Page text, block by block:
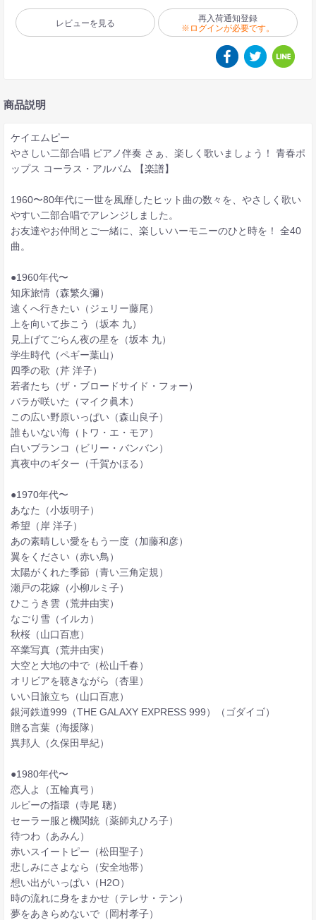
レビューを見る
再入荷通知登録
※ログインが必要です。
商品説明
ケイエムピー
やさしい二部合唱 ピアノ伴奏 さぁ、楽しく歌いましょう！ 青春ポ
ップス コーラス・アルバム 【楽譜】
1960〜80年代に一世を風靡したヒット曲の数々を、やさしく歌い
やすい二部合唱でアレンジしました。
お友達やお仲間とご一緒に、楽しいハーモニーのひと時を！ 全40
曲。
●1960年代〜
知床旅情（森繁久彌）
遠くへ行きたい（ジェリー藤尾）
上を向いて歩こう（坂本 九）
見上げてごらん夜の星を（坂本 九）
学生時代（ペギー葉山）
四季の歌（芹 洋子）
若者たち（ザ・ブロードサイド・フォー）
バラが咲いた（マイク眞木）
この広い野原いっぱい（森山良子）
誰もいない海（トワ・エ・モア）
白いブランコ（ビリー・バンバン）
真夜中のギター（千賀かほる）
●1970年代〜
あなた（小坂明子）
希望（岸 洋子）
あの素晴しい愛をもう一度（加藤和彦）
翼をください（赤い鳥）
太陽がくれた季節（青い三角定規）
瀬戸の花嫁（小柳ルミ子）
ひこうき雲（荒井由実）
なごり雪（イルカ）
秋桜（山口百恵）
卒業写真（荒井由実）
大空と大地の中で（松山千春）
オリビアを聴きながら（杏里）
いい日旅立ち（山口百恵）
銀河鉄道999（THE GALAXY EXPRESS 999）（ゴダイゴ）
贈る言葉（海援隊）
異邦人（久保田早紀）
●1980年代〜
恋人よ（五輪真弓）
ルビーの指環（寺尾 聰）
セーラー服と機関銃（薬師丸ひろ子）
待つわ（あみん）
赤いスイートピー（松田聖子）
悲しみにさよなら（安全地帯）
想い出がいっぱい（H2O）
時の流れに身をまかせ（テレサ・テン）
夢をあきらめないで（岡村孝子）